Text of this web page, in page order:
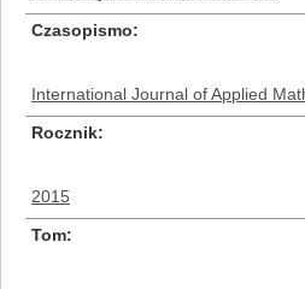
Czasopismo
International Journal of Applied
Rocznik
2015
Tom